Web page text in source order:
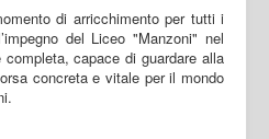
di arricchimento per tutti i
del Liceo "Manzoni" nel
capace di guardare alla
concreta e vitale per il mondo